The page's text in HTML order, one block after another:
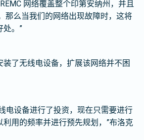
网络覆盖整个印第安纳州，并且
那么当我们的网络出现故障时，这将
处。”
了无线电设备，扩展该网络并不困
电设备进行了投资，现在只需要进行
用的频率并进行预先规划，”布洛克